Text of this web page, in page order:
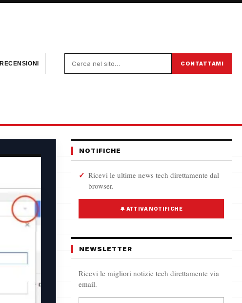
CONTATTAMI
RECENSIONI
NOTIFICHE
Ricevi le ultime news tech direttamente dal
browser.
🔔 ATTIVA NOTIFICHE
NEWSLETTER
Ricevi le migliori notizie tech direttamente via
email.